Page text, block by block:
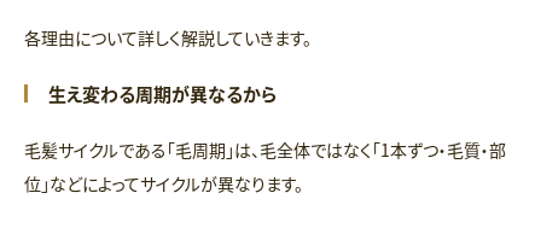
各理由について詳しく解説していきます。
生え変わる周期が異なるから
毛髪サイクルである「毛周期」は、毛全体ではなく「1本ずつ・毛質・部
位」などによってサイクルが異なります。